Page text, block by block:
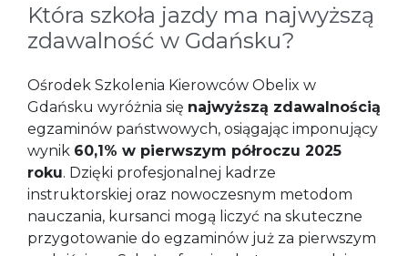
Która szkoła jazdy ma najwyższą
zdawalność w Gdańsku?
Ośrodek Szkolenia Kierowców Obelix w
Gdańsku wyróżnia się najwyższą zdawalnością
egzaminów państwowych, osiągając imponujący
wynik 60,1% w pierwszym półroczu 2025
roku. Dzięki profesjonalnej kadrze
instruktorskiej oraz nowoczesnym metodom
nauczania, kursanci mogą liczyć na skuteczne
przygotowanie do egzaminów już za pierwszym